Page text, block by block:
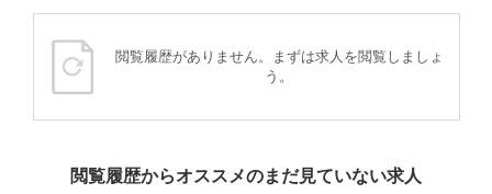
閲覧履歴がありません。まずは求人を閲覧しましょ
う。
閲覧履歴からオススメのまだ見ていない求人